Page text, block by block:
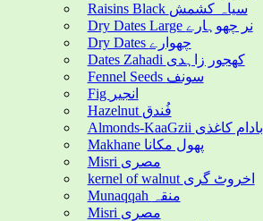
Raisins Black سیاہ کشمش
Dry Dates Large نر چھوہارے
Dry Dates چھوارے
Dates Zahadi کھجور زاہدی
Fennel Seeds سونف
Fig انجیر
Hazelnut فُندق
Almonds-KaaGzii بادام کاغذی
Makhane پھول مکانا
Misri مصری
kernel of walnut اخروٹ گری
Munaqqah منقہ
Misri مصری